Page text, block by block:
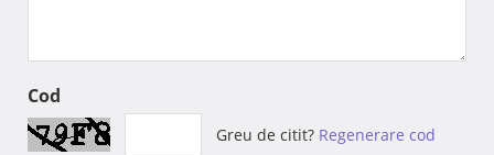
Cod
Greu de citit? Regenerare cod